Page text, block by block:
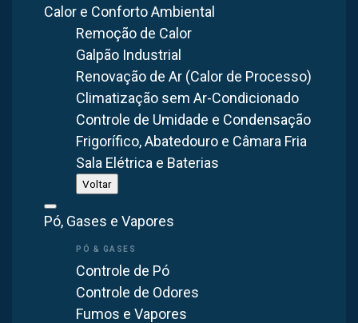
Calor e Conforto Ambiental
Remoção de Calor
Galpão Industrial
Renovação de Ar (Calor de Processo)
Climatização sem Ar-Condicionado
Controle de Umidade e Condensação
Frigorífico, Abatedouro e Câmara Fria
Sala Elétrica e Baterias
Voltar
Pó, Gases e Vapores
Controle de Pó
Controle de Odores
Fumos e Vapores
(900mm / 90cm)
SAIBA MAIS
Man Cooler Axial Ventilador/Exaustor VA93-W-MAN
(900mm / 90cm)
SAIBA MAIS